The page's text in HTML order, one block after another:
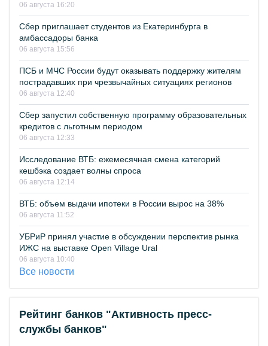
06 августа 16:20
Сбер приглашает студентов из Екатеринбурга в
амбассадоры банка
06 августа 15:56
ПСБ и МЧС России будут оказывать поддержку жителям
пострадавших при чрезвычайных ситуациях регионов
06 августа 12:40
Сбер запустил собственную программу образовательных
кредитов с льготным периодом
06 августа 12:33
Исследование ВТБ: ежемесячная смена категорий
кешбэка создает волны спроса
06 августа 12:14
ВТБ: объем выдачи ипотеки в России вырос на 38%
06 августа 11:52
УБРиР принял участие в обсуждении перспектив рынка
ИЖС на выставке Open Village Ural
06 августа 10:40
Все новости
Рейтинг банков "Активность пресс-
службы банков"